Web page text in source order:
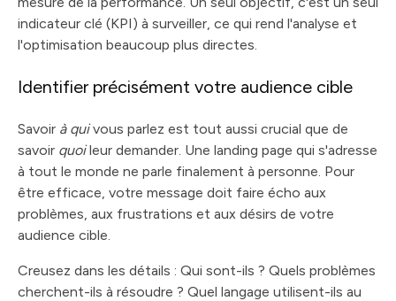
indicateur clé (KPI) à surveiller, ce qui rend l'analyse et
l'optimisation beaucoup plus directes.
Identifier précisément votre audience cible
Savoir à quivous parlez est tout aussi crucial que de
savoir quoileur demander. Une landing page qui s'adresse
à tout le monde ne parle finalement à personne. Pour
être efficace, votre message doit faire écho aux
problèmes, aux frustrations et aux désirs de votre
audience cible.
Creusez dans les détails : Qui sont-ils ? Quels problèmes
cherchent-ils à résoudre ? Quel langage utilisent-ils au